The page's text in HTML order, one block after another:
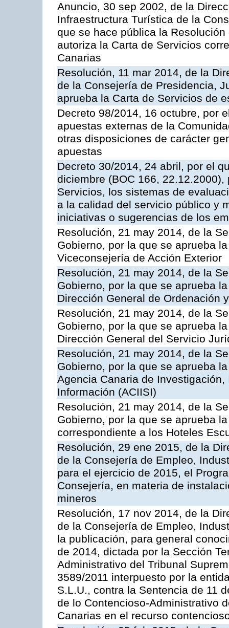
Anuncio, 30 sep 2002, de la
Infraestructura Turística de la
que se hace pública la
autoriza la Carta de Servicios
Canarias
Resolución, 11 mar 2014, de la
de la Consejería de Presidencia,
aprueba la Carta de Servicios de
Decreto 98/2014, 16 octubre, por
apuestas externas de la
otras disposiciones de carácter
apuestas
Decreto 30/2014, 24 abril, por el
diciembre (BOC 166,
Servicios, los sistemas de
a la calidad del servicio público y
iniciativas o sugerencias de los
Resolución, 21 may 2014, de la
Gobierno, por la que se aprueba
Viceconsejería de Acción Exterior
Resolución, 21 may 2014, de la
Gobierno, por la que se aprueba
Dirección General de Ordenación
Resolución, 21 may 2014, de la
Gobierno, por la que se aprueba
Dirección General del Servicio
Resolución, 21 may 2014, de la
Gobierno, por la que se aprueba
Agencia Canaria de
Información (ACIISI)
Resolución, 21 may 2014, de la
Gobierno, por la que se aprueba
correspondiente a los Hoteles
Resolución, 29 ene 2015, de la
de la Consejería de Empleo,
para el ejercicio de 2015, el
Consejería, en materia de
mineros
Resolución, 17 nov 2014, de la
de la Consejería de Empleo,
la publicación, para general
de 2014, dictada por la Sección
Administrativo del Tribunal
3589/2011 interpuesto por la
S.L.U., contra la Sentencia de 11
de lo Contencioso-Administrativo
Canarias en el recurso